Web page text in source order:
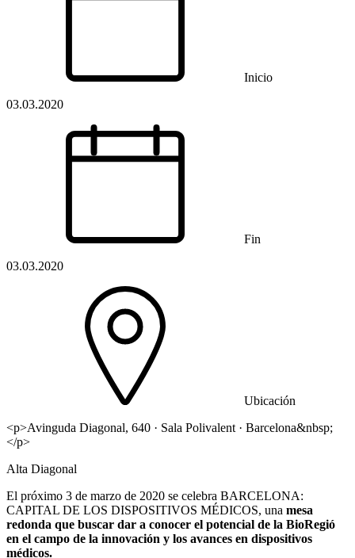
Inicio
03.03.2020
Fin
03.03.2020
Ubicación
<p>Avinguda Diagonal, 640 · Sala Polivalent · Barcelona&nbsp;
</p>
Alta Diagonal
El próximo 3 de marzo de 2020 se celebra BARCELONA:
CAPITAL DE LOS DISPOSITIVOS MÉDICOS, una mesa
redonda que buscar dar a conocer el potencial de la BioRegió
en el campo de la innovación y los avances en dispositivos
médicos.